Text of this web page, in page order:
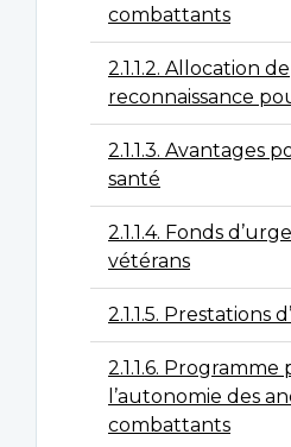
combattants
2.1.1.2. Allocation de
reconnaissance
2.1.1.3. Avantages
santé
2.1.1.4. Fonds
vétérans
2.1.1.5. Prestations
2.1.1.6. Programme
l’autonomie des
combattants